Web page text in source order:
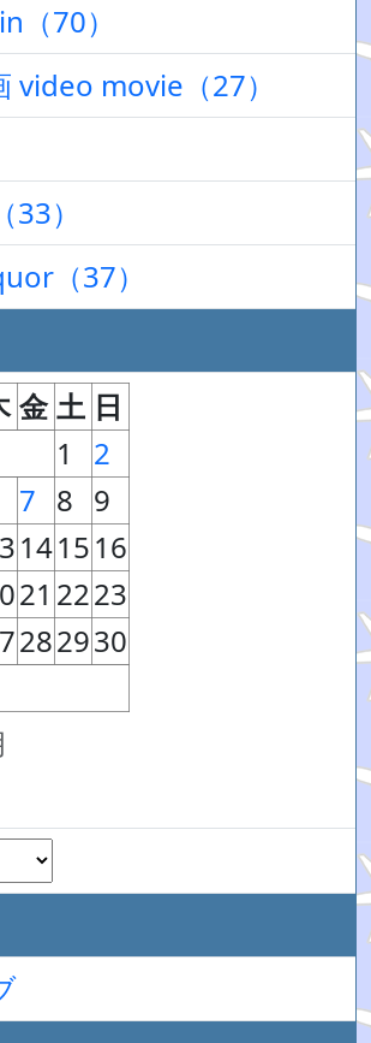
（70）
video movie（27）
）
（37）
金 土 日
1
2
7 8 9
141516
21 2223
282930